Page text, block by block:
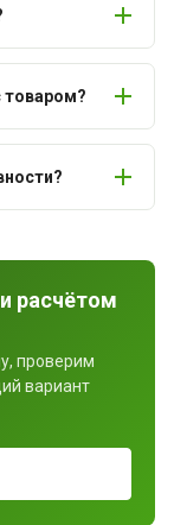
товаром?
расчётом
проверим
вариант